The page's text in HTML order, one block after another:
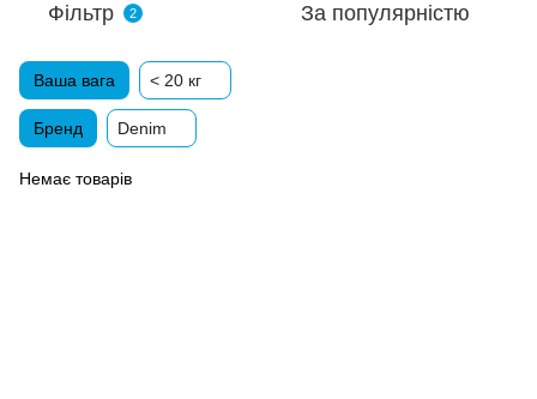
Фільтр 2 За популярністю
Ваша вага < 20 кг
Бренд Denim
Немає товарів